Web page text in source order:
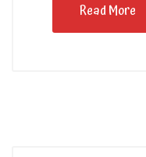
Read More